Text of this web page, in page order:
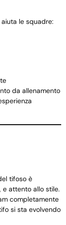
le squadre:
da allenamento
tifoso è
e attento allo stile.
completamente
si sta evolvendo